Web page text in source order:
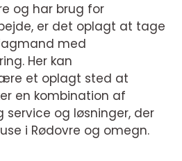
og har brug for
er det oplagt at tage
med
Her kan
et oplagt sted at
en kombination af
service og løsninger, der
i Rødovre og omegn.